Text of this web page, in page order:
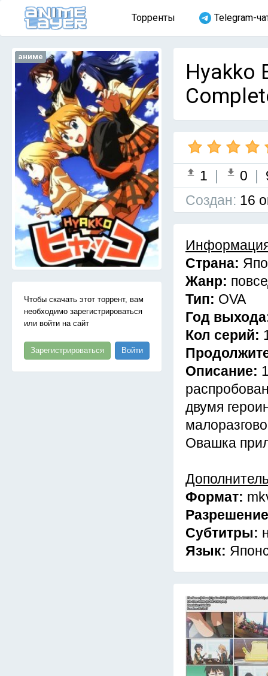
Торренты Telegram-
аниме
Чтобы скачать этот торрент, вам
необходимо зарегистрироваться
или войти на сайт
Зарегистрироваться Войти
Hyakko
1 | 0 |
Cоздан: 16
Страна:
Жанр:
Тип: OVA
Год
Кол серий:
Описание:
двумя
Овашка
Формат:
Субтитры:
Язык: